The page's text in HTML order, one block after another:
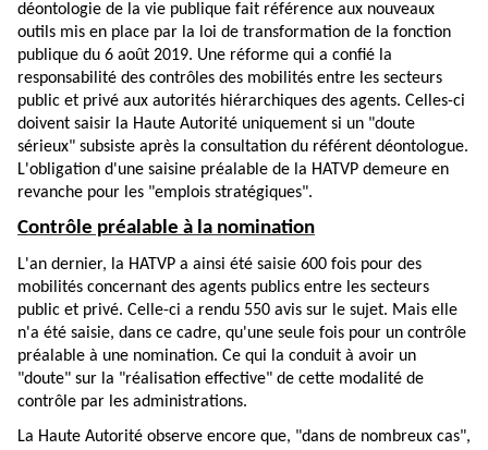
déontologie de la vie publique fait référence aux nouveaux
outils mis en place par la loi de transformation de la fonction
publique du 6 août 2019. Une réforme qui a confié la
responsabilité des contrôles des mobilités entre les secteurs
public et privé aux autorités hiérarchiques des agents. Celles-ci
doivent saisir la Haute Autorité uniquement si un "doute
sérieux" subsiste après la consultation du référent déontologue.
L'obligation d'une saisine préalable de la HATVP demeure en
revanche pour les "emplois stratégiques".
Contrôle préalable à la nomination
L'an dernier, la HATVP a ainsi été saisie 600 fois pour des
mobilités concernant des agents publics entre les secteurs
public et privé. Celle-ci a rendu 550 avis sur le sujet. Mais elle
n'a été saisie, dans ce cadre, qu'une seule fois pour un contrôle
préalable à une nomination. Ce qui la conduit à avoir un
"doute" sur la "réalisation effective" de cette modalité de
contrôle par les administrations.
La Haute Autorité observe encore que, "dans de nombreux cas",